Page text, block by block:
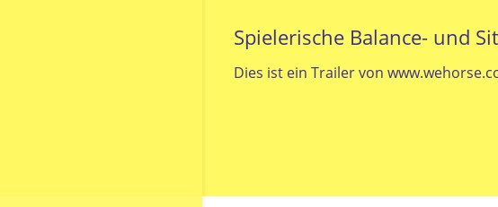
Spielerische Balance- und
Dies ist ein Trailer von